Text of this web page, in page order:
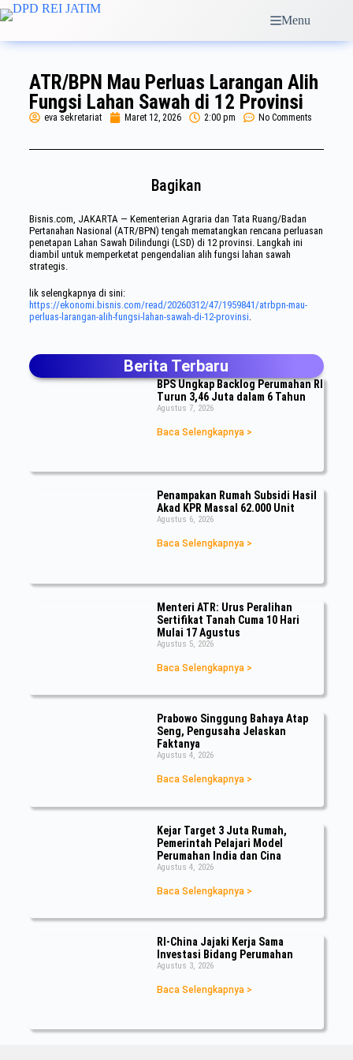
Menu
ATR/BPN Mau Perluas Larangan Alih
Fungsi Lahan Sawah di 12 Provinsi
eva sekretariat Maret 12, 2026 2:00 pm No Comments
Bagikan
Bisnis.com, JAKARTA — Kementerian Agraria dan Tata Ruang/Badan
Pertanahan Nasional (ATR/BPN) tengah mematangkan rencana perluasan
penetapan Lahan Sawah Dilindungi (LSD) di 12 provinsi. Langkah ini
diambil untuk memperketat pengendalian alih fungsi lahan sawah
strategis.
lik selengkapnya di sini:
https://ekonomi.bisnis.com/read/20260312/47/1959841/atrbpn-mau-
perluas-larangan-alih-fungsi-lahan-sawah-di-12-provinsi.
Berita Terbaru
BPS Ungkap Backlog Perumahan RI
Turun 3,46 Juta dalam 6 Tahun
Agustus 7, 2026
Baca Selengkapnya >
Penampakan Rumah Subsidi Hasil
Akad KPR Massal 62.000 Unit
Agustus 6, 2026
Baca Selengkapnya >
Menteri ATR: Urus Peralihan
Sertifikat Tanah Cuma 10 Hari
Mulai 17 Agustus
Agustus 5, 2026
Baca Selengkapnya >
Prabowo Singgung Bahaya Atap
Seng, Pengusaha Jelaskan
Faktanya
Agustus 4, 2026
Baca Selengkapnya >
Kejar Target 3 Juta Rumah,
Pemerintah Pelajari Model
Perumahan India dan Cina
Agustus 4, 2026
Baca Selengkapnya >
RI-China Jajaki Kerja Sama
Investasi Bidang Perumahan
Agustus 3, 2026
Baca Selengkapnya >